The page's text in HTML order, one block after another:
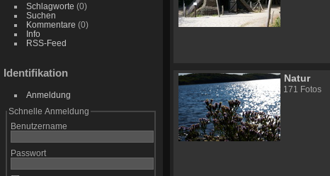
Schlagworte (0)
Suchen
Kommentare (0)
Info
RSS-Feed
Identifikation
Anmeldung
Schnelle Anmeldung
Benutzername
Passwort
Natur
171 Fotos